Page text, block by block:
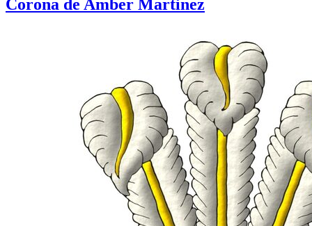
Corona de Amber Martinez